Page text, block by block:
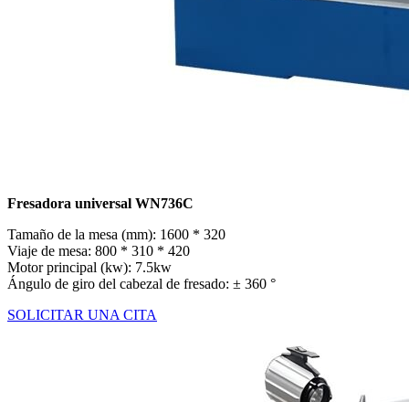
Fresadora universal WN736C
Tamaño de la mesa (mm): 1600 * 320
Viaje de mesa: 800 * 310 * 420
Motor principal (kw): 7.5kw
Ángulo de giro del cabezal de fresado: ± 360 °
SOLICITAR UNA CITA